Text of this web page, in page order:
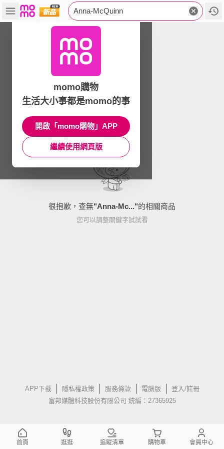
Anna-McQuinn
很抱歉，查無"Anna-Mc..."的相關商品
您可以調整關鍵字試試看
APP下載 隱私權政策 服務條款 電腦版
登入/註冊
富邦媒體科技股份有限公司 統編：27365925
momo購物
生活大小事都是momo的事
開啟「momo購物」APP
繼續使用網頁版
首頁 逛逛 追蹤清單 購物車 會員中心